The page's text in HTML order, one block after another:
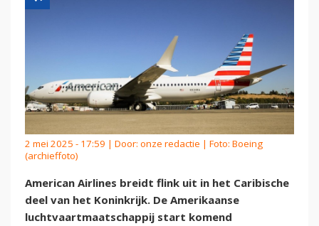
2 mei 2025 - 17:59 | Door: onze redactie | Foto: Boeing
(archieffoto)
American Airlines breidt flink uit in het Caribische
deel van het Koninkrijk. De Amerikaanse
luchtvaartmaatschappij start komend